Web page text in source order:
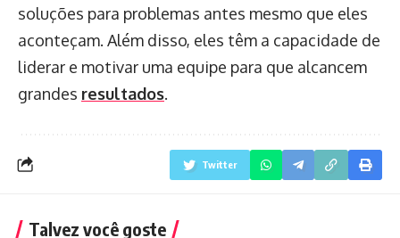
soluções para problemas antes mesmo que eles
aconteçam. Além disso, eles têm a capacidade de
liderar e motivar uma equipe para que alcancem
grandes resultados.
Twitter
Talvez você goste